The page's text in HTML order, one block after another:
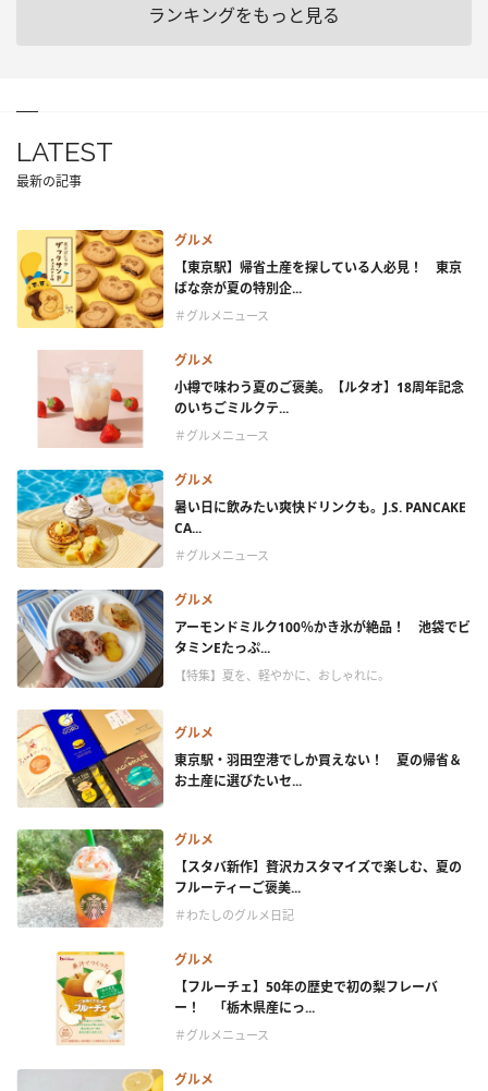
ランキングをもっと見る
LATEST
最新の記事
グルメ
【東京駅】帰省土産を探している人必見！ 東京
ばな奈が夏の特別企...
＃グルメニュース
グルメ
小樽で味わう夏のご褒美。【ルタオ】18周年記念
のいちごミルクテ...
＃グルメニュース
グルメ
暑い日に飲みたい爽快ドリンクも。J.S. PANCAKE
CA...
＃グルメニュース
グルメ
アーモンドミルク100％かき氷が絶品！ 池袋でビ
タミンEたっぷ...
【特集】夏を、軽やかに、おしゃれに。
グルメ
東京駅・羽田空港でしか買えない！ 夏の帰省＆
お土産に選びたいセ...
グルメ
【スタバ新作】贅沢カスタマイズで楽しむ、夏の
フルーティーご褒美...
＃わたしのグルメ日記
グルメ
【フルーチェ】50年の歴史で初の梨フレーバ
ー！ 「栃木県産にっ...
＃グルメニュース
グルメ